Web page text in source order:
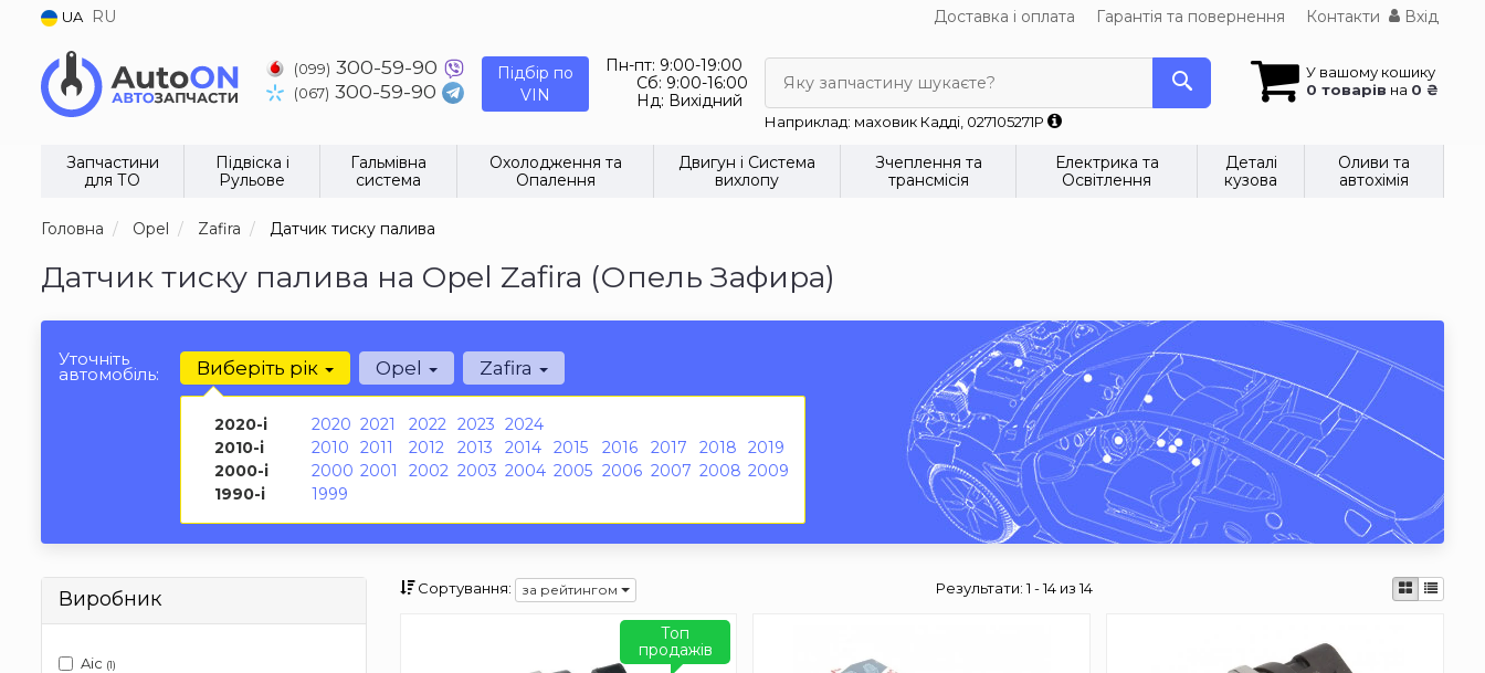
UA RU Доставка і оплата Гарантія та повернення Контакти Вхід
(099) 300-59-90
(067) 300-59-90
Підбір по
VIN
Пн-пт: 9:00-19:00
Сб: 9:00-16:00
Нд: Вихідний
У вашому кошику
0 товарів на 0 ₴
Яку запчастину шукаєте?
Наприклад: маховик Кадді, 027105271P
Запчастини
для ТО
Підвіска і
Рульове
Гальмівна
система
Охолодження та
Опалення
Двигун і Система
вихлопу
Зчеплення та
трансмісія
Електрика та
Освітлення
Деталі
кузова
Оливи та
автохімія
Головна Opel Zafira Датчик тиску палива
Датчик тиску палива на Opel Zafira (Опель Зафира)
Уточніть
автомобіль: Виберіть рік
2020-і 2020 2021 2022 2023 2024
2010-і
2010 2011 2012 2013 2014 2015 2016 2017 2018
2019
2000-і
2000 2001 2002 2003 2004 2005 2006 2007 2008 2009
1990-і
1999
Opel Zafira
Виробник
Aic (1)
Сортування: за рейтингом Результати:1 - 14 из 14
Топ
продажів